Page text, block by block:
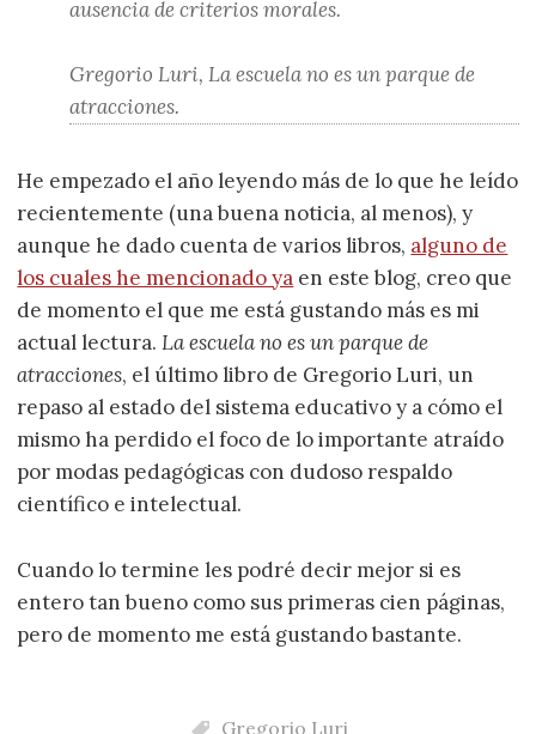
ausencia de criterios morales.
Gregorio Luri, La escuela no es un parque de
atracciones.
He empezado el año leyendo más de lo que he leído
recientemente (una buena noticia, al menos), y
aunque he dado cuenta de varios libros, alguno de
los cuales he mencionado ya en este blog, creo que
de momento el que me está gustando más es mi
actual lectura.La escuela no es un parque de
atracciones, el último libro de Gregorio Luri, un
repaso al estado del sistema educativo y a cómo el
mismo ha perdido el foco de lo importante atraído
por modas pedagógicas con dudoso respaldo
científico e intelectual.
Cuando lo termine les podré decir mejor si es
entero tan bueno como sus primeras cien páginas,
pero de momento me está gustando bastante.
Gregorio Luri